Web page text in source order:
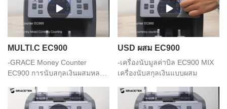
MULTI.C EC900
-GRACE Money Counter
EC900 การนับสกุลเงินผสมหลาย
USD ผสม EC900
-เครื่องนับมูลค่าบิล EC900 MIX
เครื่องนับสกุลเงินแบบผสม